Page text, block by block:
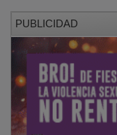
PUBLICIDAD